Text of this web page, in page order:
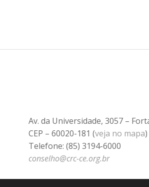
Av. da Universidade, 3057 –
CEP – 60020-181 (veja no mapa)
Telefone: (85) 3194-6000
conselho@crc-ce.org.br